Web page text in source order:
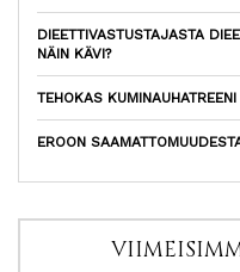
DIEETTIVASTUSTAJASTA
NÄIN KÄVI?
TEHOKAS
EROON